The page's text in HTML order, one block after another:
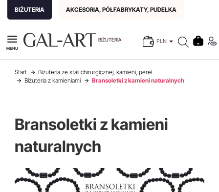
BIŻUTERIA AKCESORIA, PÓŁFABRYKATY, PUDEŁKA
BIŻUTERIA PLN
MENU
Start
Biżuteria ze stali chirurgicznej, kamieni, pereł
Biżuteria z kamieniami
Bransoletki z kamieni naturalnych
Bransoletki z kamieni
naturalnych